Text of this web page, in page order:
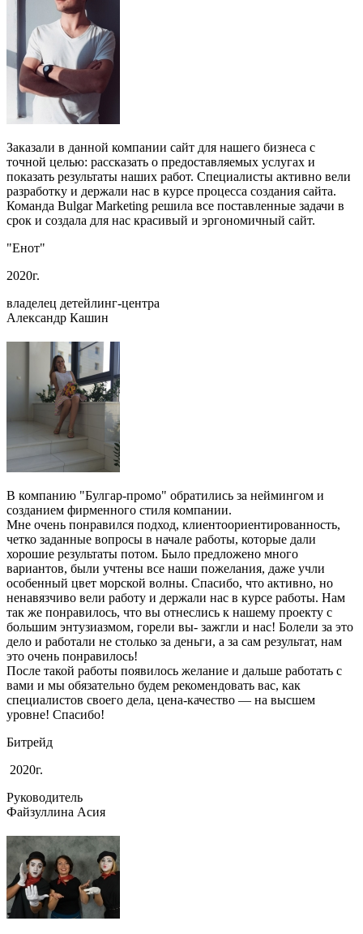
Заказали в данной компании сайт для нашего бизнеса с
точной целью: рассказать о предоставляемых услугах и
показать результаты наших работ. Специалисты активно вели
разработку и держали нас в курсе процесса создания сайта.
Команда Bulgar Marketing решила все поставленные задачи в
срок и создала для нас красивый и эргономичный сайт.
"Енот"
2020г.
владелец детейлинг-центра
Александр Кашин
В компанию "Булгар-промо" обратились за неймингом и
созданием фирменного стиля компании.
Мне очень понравился подход, клиентоориентированность,
четко заданные вопросы в начале работы, которые дали
хорошие результаты потом. Было предложено много
вариантов, были учтены все наши пожелания, даже учли
особенный цвет морской волны. Спасибо, что активно, но
ненавязчиво вели работу и держали нас в курсе работы. Нам
так же понравилось, что вы отнеслись к нашему проекту с
большим энтузиазмом, горели вы- зажгли и нас! Болели за это
дело и работали не столько за деньги, а за сам результат, нам
это очень понравилось!
После такой работы появилось желание и дальше работать с
вами и мы обязательно будем рекомендовать вас, как
специалистов своего дела, цена-качество — на высшем
уровне! Спасибо!
Битрейд
2020г.
Руководитель
Файзуллина Асия